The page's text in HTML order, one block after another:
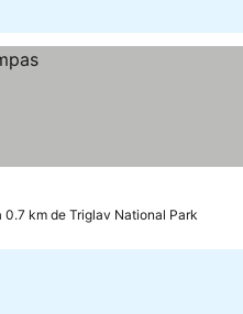
0.7 km de Triglav National Park